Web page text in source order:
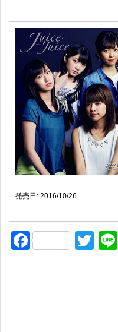
発売日: 2016/10/26
F
T